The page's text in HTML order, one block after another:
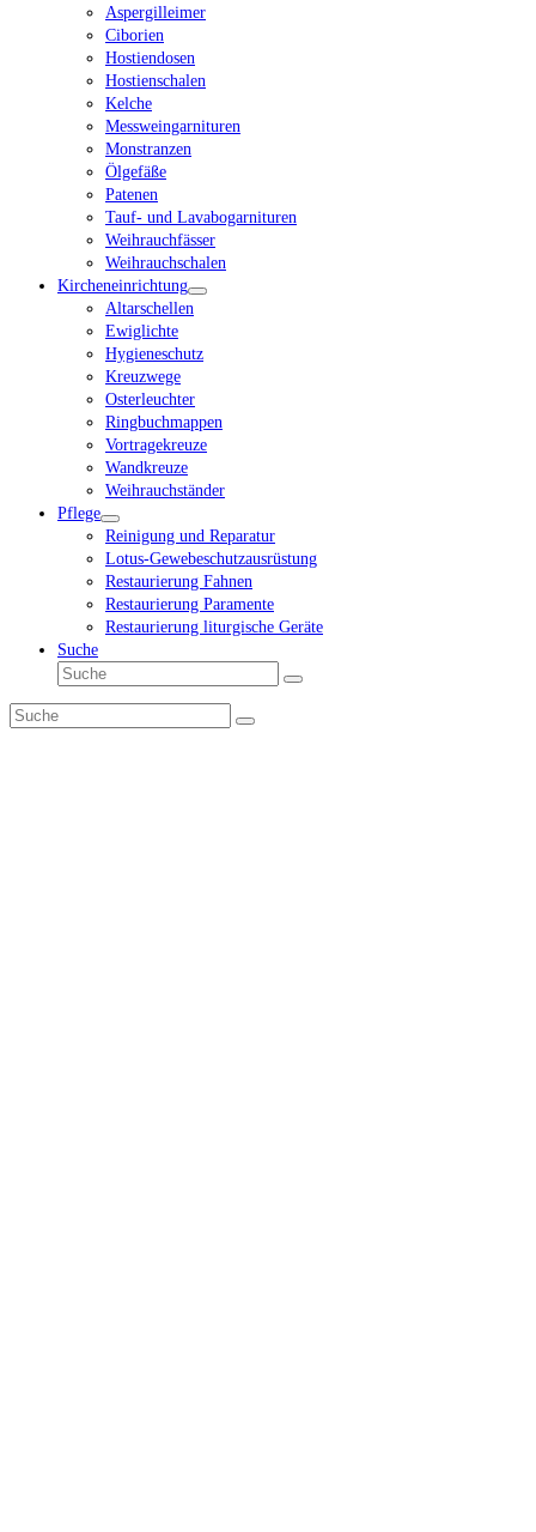
Aspergilleimer
Ciborien
Hostiendosen
Hostienschalen
Kelche
Messweingarnituren
Monstranzen
Ölgefäße
Patenen
Tauf- und Lavabogarnituren
Weihrauchfässer
Weihrauchschalen
Kircheneinrichtung
Altarschellen
Ewiglichte
Hygieneschutz
Kreuzwege
Osterleuchter
Ringbuchmappen
Vortragekreuze
Wandkreuze
Weihrauchständer
Pflege
Reinigung und Reparatur
Lotus-Gewebeschutzausrüstung
Restaurierung Fahnen
Restaurierung Paramente
Restaurierung liturgische Geräte
Suche
Suche
Senden
Suche
Senden